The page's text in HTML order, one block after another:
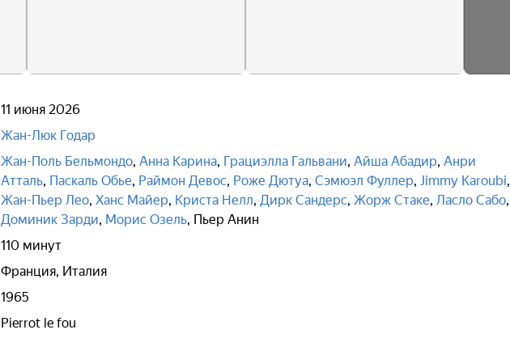
11 июня 2026
Жан-Люк Годар
Жан-Поль Бельмондо, Анна Карина, Грациэлла Гальвани, Айша Абадир, Анри
Атталь, Паскаль Обье, Раймон Девос, Роже Дютуа, Сэмюэл Фуллер, Jimmy Karoubi,
Жан-Пьер Лео, Ханс Майер, Криста Нелл, Дирк Сандерс, Жорж Стаке, Ласло Сабо,
Доминик Зарди, Морис Озель, Пьер Анин
110 минут
Франция, Италия
1965
Pierrot le fou